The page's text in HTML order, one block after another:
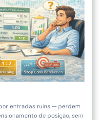
entradas ruins — perdem
de posição, sem